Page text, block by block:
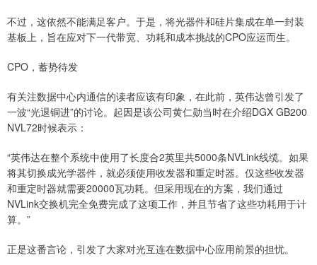
不过，这依然不能满足客户。于是，将光器件和硅片集成在单一封装
基板上，旨在应对下一代带宽、功耗和成本挑战的CPO应运而生。
CPO，蓄势待发
有关注数据中心内通信的读者应该有印象，在此前，英伟达曾引发了
一波“光退铜进”的讨论。起因是该公司黄仁勋当时在介绍DGX GB200
NVL72时候表示：
“英伟达在整个系统中使用了长度合2英里共5000条NVLink线缆。如果
将其切换成光学器件，就必须使用收发器和重定时器。仅这些收发器
和重定时器就需要20000瓦功耗。但采用现在的方案，我们通过
NVLink交换机完全免费完成了这项工作，并且节省了这些功耗用于计
算。”
正是这番言论，引发了大家对光互连在数据中心应用前景的担忧。